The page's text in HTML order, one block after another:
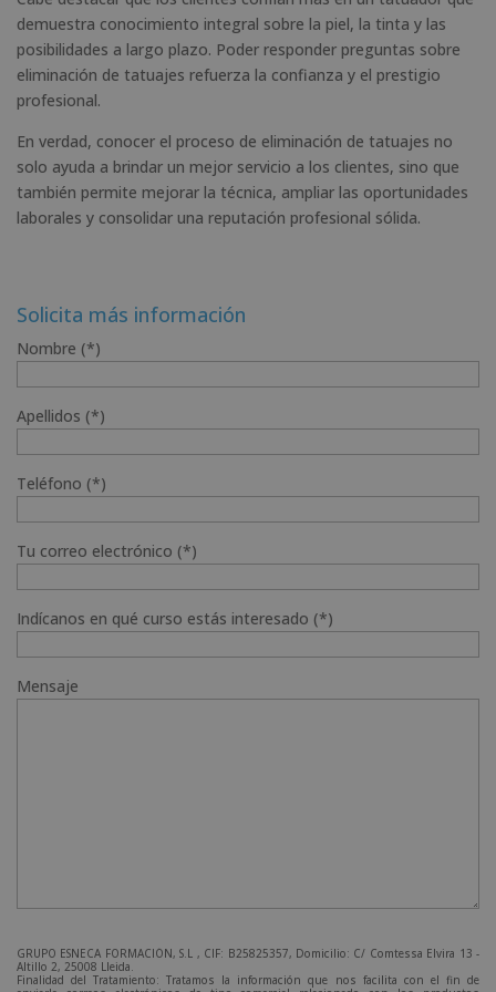
demuestra conocimiento integral sobre la piel, la tinta y las
posibilidades a largo plazo. Poder responder preguntas sobre
eliminación de tatuajes refuerza la confianza y el prestigio
profesional.
En verdad, conocer el proceso de eliminación de tatuajes no
solo ayuda a brindar un mejor servicio a los clientes, sino que
también permite mejorar la técnica, ampliar las oportunidades
laborales y consolidar una reputación profesional sólida.
Solicita más información
Nombre (*)
Apellidos (*)
Teléfono (*)
Tu correo electrónico (*)
Indícanos en qué curso estás interesado (*)
Mensaje
GRUPO ESNECA FORMACIÓN, S.L , CIF: B25825357, Domicilio: C/ Comtessa Elvira 13 -
Altillo 2, 25008 Lleida.
Finalidad del Tratamiento: Tratamos la información que nos facilita con el fin de